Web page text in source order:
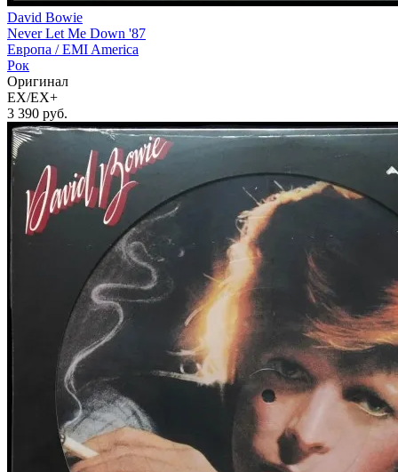
David Bowie
Never Let Me Down '87
Европа /EMI America
Рок
Оригинал
EX/EX+
3 390 руб.